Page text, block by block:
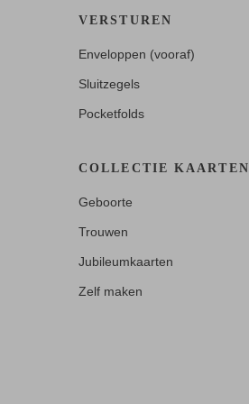
VERSTUREN
Enveloppen (vooraf)
Sluitzegels
Pocketfolds
COLLECTIE KAARTEN
Geboorte
Trouwen
Jubileumkaarten
Zelf maken